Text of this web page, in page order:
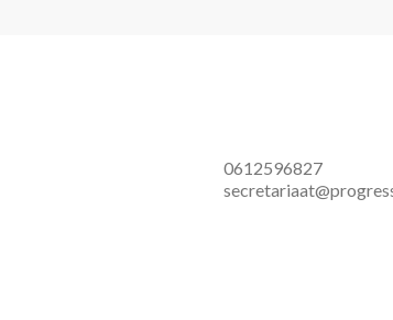
0612596827